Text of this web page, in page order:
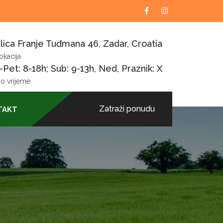
Franje Tuđmana 46, Zadar, Croatia
Pet: 8-18h; Sub: 9-13h, Ned, Praznik: X
vrijeme
Zatraži ponudu